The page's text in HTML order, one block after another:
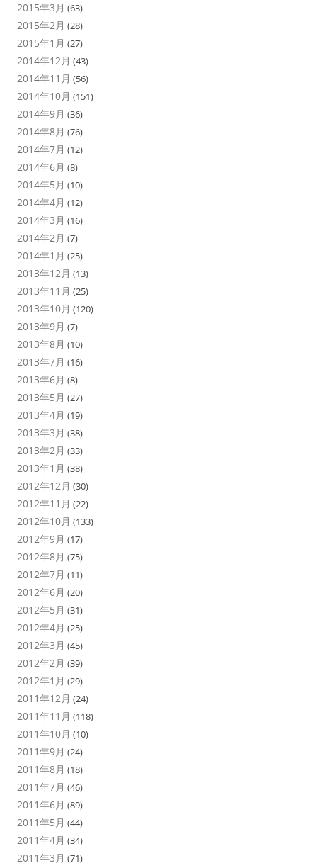
2015年3月 (63)
2015年2月 (28)
2015年1月 (27)
2014年12月 (43)
2014年11月 (56)
2014年10月 (151)
2014年9月 (36)
2014年8月 (76)
2014年7月 (12)
2014年6月 (8)
2014年5月 (10)
2014年4月 (12)
2014年3月 (16)
2014年2月 (7)
2014年1月 (25)
2013年12月 (13)
2013年11月 (25)
2013年10月 (120)
2013年9月 (7)
2013年8月 (10)
2013年7月 (16)
2013年6月 (8)
2013年5月 (27)
2013年4月 (19)
2013年3月 (38)
2013年2月 (33)
2013年1月 (38)
2012年12月 (30)
2012年11月 (22)
2012年10月 (133)
2012年9月 (17)
2012年8月 (75)
2012年7月 (11)
2012年6月 (20)
2012年5月 (31)
2012年4月 (25)
2012年3月 (45)
2012年2月 (39)
2012年1月 (29)
2011年12月 (24)
2011年11月 (118)
2011年10月 (10)
2011年9月 (24)
2011年8月 (18)
2011年7月 (46)
2011年6月 (89)
2011年5月 (44)
2011年4月 (34)
2011年3月 (71)